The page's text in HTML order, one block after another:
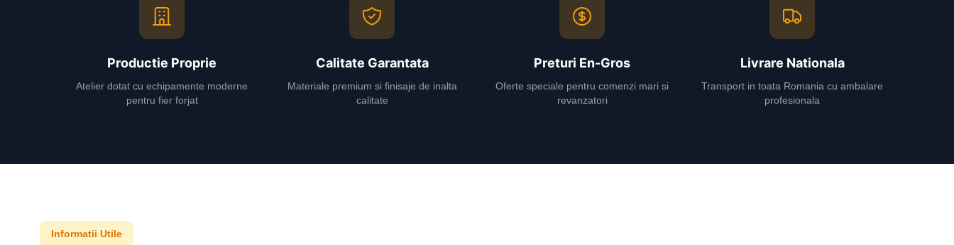
Productie Proprie
Atelier dotat cu echipamente moderne
pentru fier forjat
Calitate Garantata
Materiale premium si finisaje de inalta
calitate
Preturi En-Gros
Oferte speciale pentru comenzi mari si
revanzatori
Livrare Nationala
Transport in toata Romania cu ambalare
profesionala
Informatii Utile